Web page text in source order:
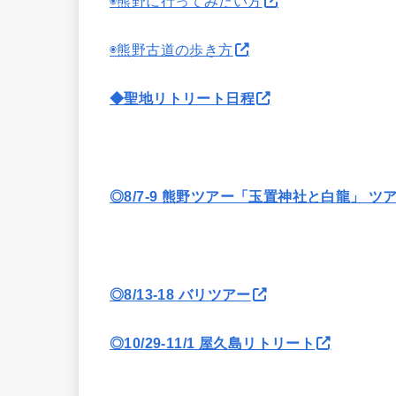
◉熊野古道の歩き方
◆聖地リトリート日程
◎8/7-9 熊野ツアー「玉置神社と白龍」 ツ
◎8/13-18 バリツアー
◎10/29-11/1 屋久島リトリート